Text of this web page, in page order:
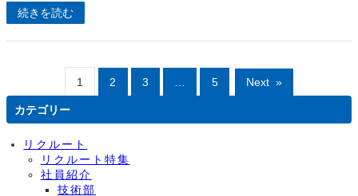
続きを読む
1 2 3 … 5 Next »
カテゴリー
リクルート
リクルート特集
社員紹介
技術部